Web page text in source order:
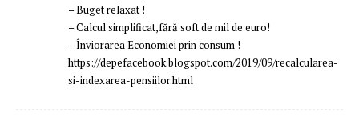
– Buget relaxat !
– Calcul simplificat,fără soft de mil de euro!
– Înviorarea Economiei prin consum !
https://depefacebook.blogspot.com/2019/09/recalcularea-
si-indexarea-pensiilor.html